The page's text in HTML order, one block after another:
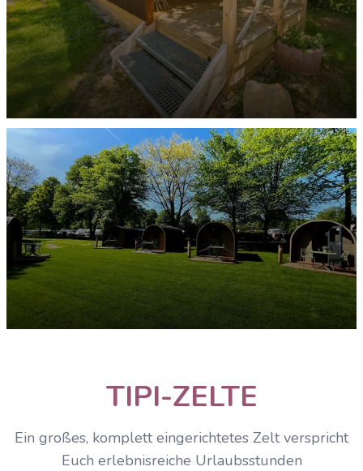
Trekking POD
ENTDECKEN
TIPI-ZELTE
Ein großes, komplett eingerichtetes Zelt verspricht
Euch erlebnisreiche Urlaubsstunden